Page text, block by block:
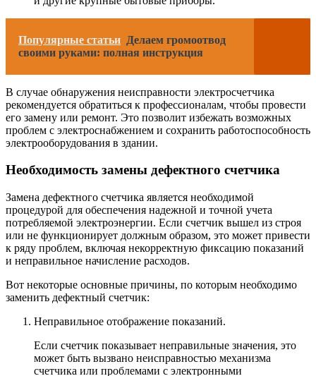
Популярные статьи Делаем громоотвод
своими руками: полная инструкция
В случае обнаружения неисправности электросчетчика
рекомендуется обратиться к профессионалам, чтобы провести
его замену или ремонт. Это позволит избежать возможных
проблем с электроснабжением и сохранить работоспособность
электрооборудования в здании.
Необходимость замены дефектного счетчика
Замена дефектного счетчика является необходимой
процедурой для обеспечения надежной и точной учета
потребляемой электроэнергии. Если счетчик вышел из строя
или не функционирует должным образом, это может привести
к ряду проблем, включая некорректную фиксацию показаний
и неправильное начисление расходов.
Вот некоторые основные причины, по которым необходимо
заменить дефектный счетчик:
Неправильное отображение показаний.
Если счетчик показывает неправильные значения, это
может быть вызвано неисправностью механизма
счетчика или проблемами с электронными